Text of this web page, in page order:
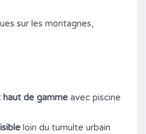
sur les montagnes,
haut de gamme avec piscine
loin du tumulte urbain